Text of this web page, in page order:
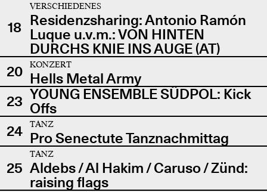
18
VERSCHIEDENES
Residenzsharing: Antonio Ramón
Luque u.v.m.: VON HINTEN
DURCHS KNIE INS AUGE (AT)
20
KONZERT
Hells Metal Army
23 YOUNG ENSEMBLE SÜDPOL: Kick
Offs
24
TANZ
Pro Senectute Tanznachmittag
25
TANZ
Aldebs / Al Hakim / Caruso / Zünd:
raising flags